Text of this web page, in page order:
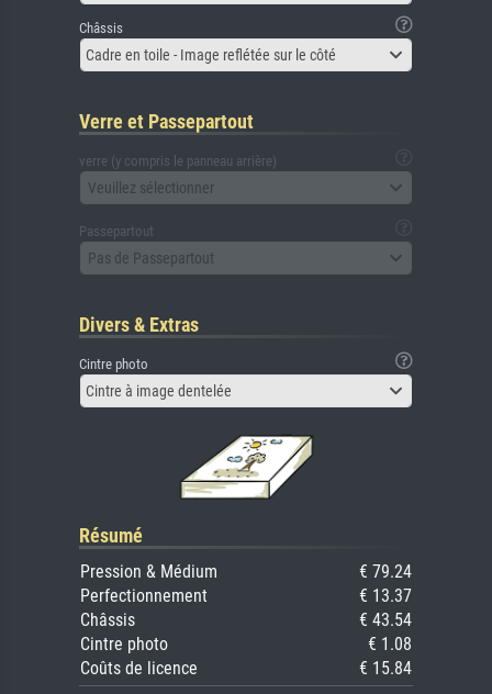
Châssis
Cadre en toile - Image reflétée sur le côté
Verre et Passepartout
verre (y compris le panneau arrière)
Veuillez sélectionner
Passepartout
Pas de Passepartout
Divers & Extras
Cintre photo
Cintre à image dentelée
Résumé
Pression & Médium
€ 79.24
Perfectionnement
€ 13.37
Châssis
€ 43.54
Cintre photo
€ 1.08
Coûts de licence
€ 15.84